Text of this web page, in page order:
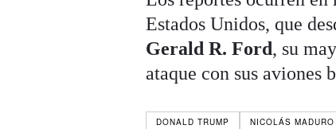
Estados Unidos, que
Gerald R. Ford, su
ataque con sus aviones
DONALD TRUMP NICOLÁS MADURO